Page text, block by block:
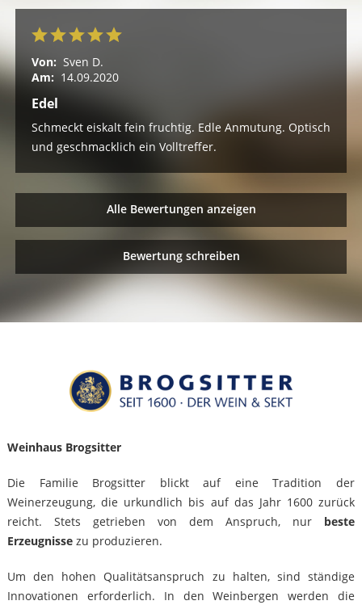
Von: Sven D.
Am: 14.09.2020
Edel
Schmeckt eiskalt fein fruchtig. Edle Anmutung. Optisch
und geschmacklich ein Volltreffer.
Alle Bewertungen anzeigen
Bewertung schreiben
Weinhaus Brogsitter
Die Familie Brogsitter blickt auf eine Tradition der
Weinerzeugung, die urkundlich bis auf das Jahr 1600 zurück
reicht. Stets getrieben von dem Anspruch, nur beste
Erzeugnissezu produzieren.
Um den hohen Qualitätsanspruch zu halten, sind ständige
Innovationen erforderlich. In den Weinbergen werden die